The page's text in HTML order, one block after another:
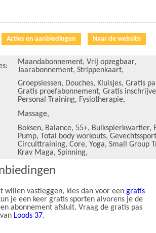
Acties en aanbiedingen Naar de website
Maandabonnement, Vrij opzegbaar,
Jaarabonnement, Strippenkaart,
Groepslessen, Douches, Kluisjes, Gratis
Gratis proefabonnement, Gratis
Personal Training, Fysiotherapie,
Massage,
Boksen, Balance, 55+, Buikspierkwartier,
Pump, Total body workouts,
Circuittraining, Core, Yoga, Small Group
Krav Maga, Spinning,
willen vastleggen, kies dan voor een gratis
je een keer gratis sporten alvorens je de
abonnement afsluit. Vraag de gratis pas
Loods 37.